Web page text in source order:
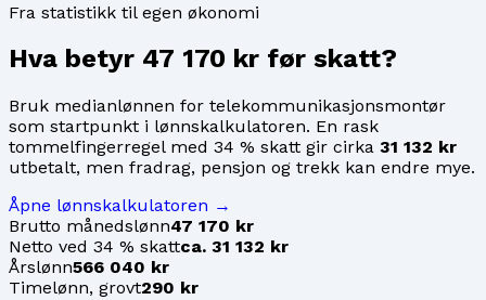
Fra statistikk til egen økonomi
Hva betyr 47 170 kr før skatt?
Bruk medianlønnen for telekommunikasjonsmontør
som startpunkt i lønnskalkulatoren. En rask
tommelfingerregel med 34 % skatt gir cirka 31 132 kr
utbetalt, men fradrag, pensjon og trekk kan endre mye.
Åpne lønnskalkulatoren →
Brutto månedslønn47 170 kr
Netto ved 34 % skattca. 31 132 kr
Årslønn566 040 kr
Timelønn, grovt290 kr